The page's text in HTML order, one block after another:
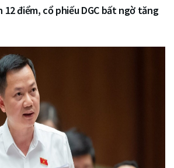
12 điểm, cổ phiếu DGC bất ngờ tăng